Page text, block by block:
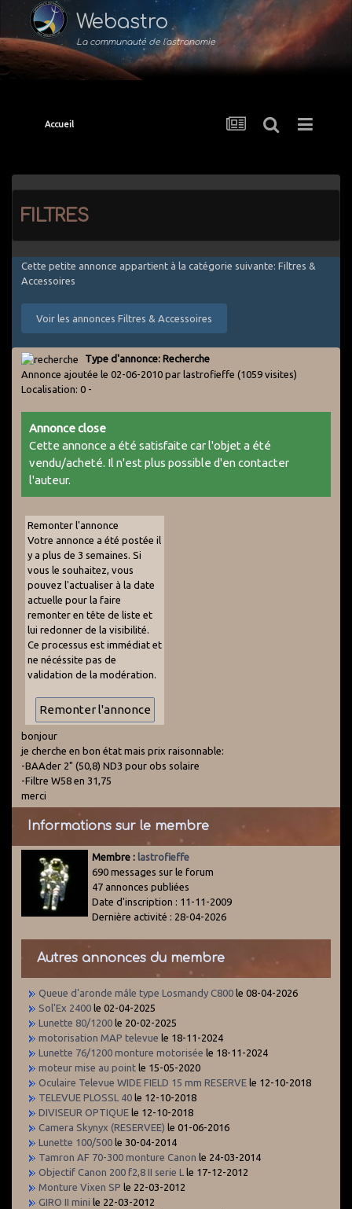
Webastro
La communauté de l'astronomie
Accueil
filtres
Cette petite annonce appartient à la catégorie suivante: Filtres &
Accessoires
Voir les annonces Filtres & Accessoires
Type d'annonce: Recherche
Annonce ajoutée le 02-06-2010 par lastrofieffe (1059 visites)
Localisation: 0 -
Annonce close
Cette annonce a été satisfaite car l'objet a été
vendu/acheté. Il n'est plus possible d'en contacter
l'auteur.
Remonter l'annonce
Votre annonce a été postée il
y a plus de 3 semaines. Si
vous le souhaitez, vous
pouvez l'actualiser à la date
actuelle pour la faire
remonter en tête de liste et
lui redonner de la visibilité.
Ce processus est immédiat et
ne nécéssite pas de
validation de la modération.
bonjour
je cherche en bon état mais prix raisonnable:
-BAAder 2" (50,8) ND3 pour obs solaire
-Filtre W58 en 31,75
merci
Informations sur le membre
Membre : lastrofieffe
690 messages sur le forum
47 annonces publiées
Date d'inscription : 11-11-2009
Dernière activité : 28-04-2026
Autres annonces du membre
Queue d'aronde mâle type Losmandy C800 le 08-04-2026
Sol'Ex 2400 le 02-04-2025
Lunette 80/1200 le 20-02-2025
motorisation MAP televue le 18-11-2024
Lunette 76/1200 monture motorisée le 18-11-2024
moteur mise au point le 15-05-2020
Oculaire Televue WIDE FIELD 15 mm RESERVE le 12-10-2018
TELEVUE PLOSSL 40 le 12-10-2018
DIVISEUR OPTIQUE le 12-10-2018
Camera Skynyx (RESERVEE) le 01-06-2016
Lunette 100/500 le 30-04-2014
Tamron AF 70-300 monture Canon le 24-03-2014
Objectif Canon 200 f2,8 II serie L
le 17-12-2012
Monture Vixen SP le 22-03-2012
GIRO II mini le 22-03-2012